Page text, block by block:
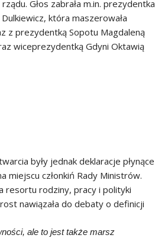
Głos zabrała m.in. prezydentka
która maszerowała
z prezydentką Sopotu Magdaleną
wiceprezydentką Gdyni Oktawią
były jednak deklaracje płynące
miejscu członkiń Rady Ministrów.
resortu rodziny, pracy i polityki
nawiązała do debaty o definicji
ale to jest także marsz